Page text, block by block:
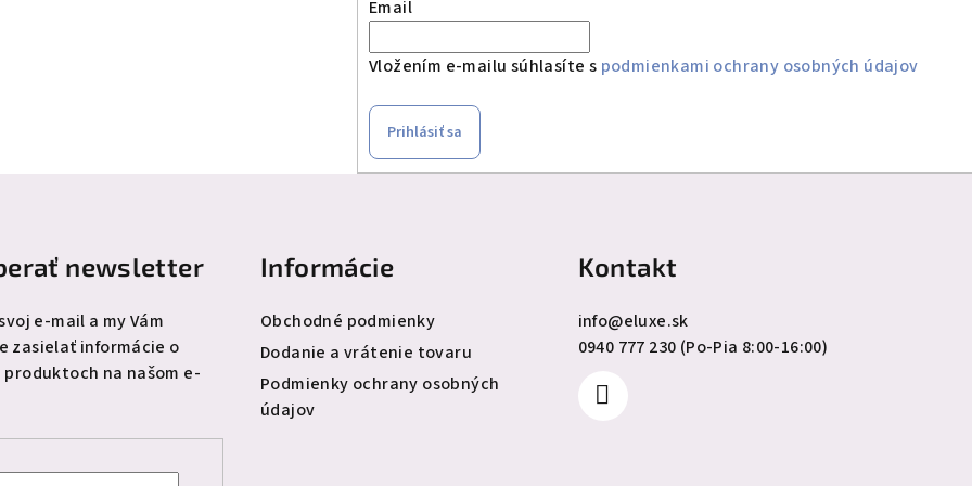
Email
Vložením e-mailu súhlasíte s podmienkami ochrany osobných údajov
Prihlásiť sa
newsletter
e-mail a my Vám
zasielať informácie o
produktoch na našom e-
Informácie
Obchodné podmienky
Dodanie a vrátenie tovaru
Podmienky ochrany osobných
údajov
Kontakt
info@eluxe.sk
0940 777 230 (Po-Pia 8:00-16:00)